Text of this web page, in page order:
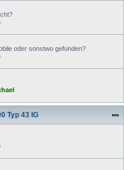
oder sonstwo gefunden?
Typ 43 IG